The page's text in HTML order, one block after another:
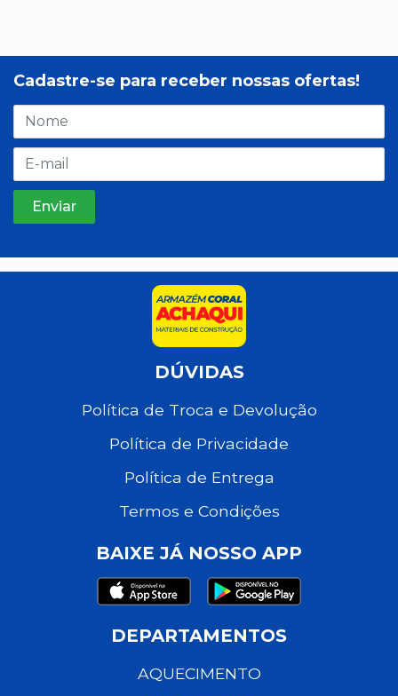
Cadastre-se para receber nossas ofertas!
DÚVIDAS
Política de Troca e Devolução
Política de Privacidade
Política de Entrega
Termos e Condições
BAIXE JÁ NOSSO APP
DEPARTAMENTOS
AQUECIMENTO